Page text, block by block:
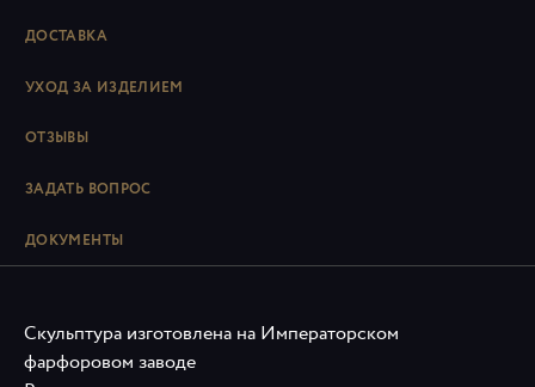
ДОСТАВКА
УХОД ЗА ИЗДЕЛИЕМ
ОТЗЫВЫ
ЗАДАТЬ ВОПРОС
ДОКУМЕНТЫ
Скульптура изготовлена на Императорском
фарфоровом заводе